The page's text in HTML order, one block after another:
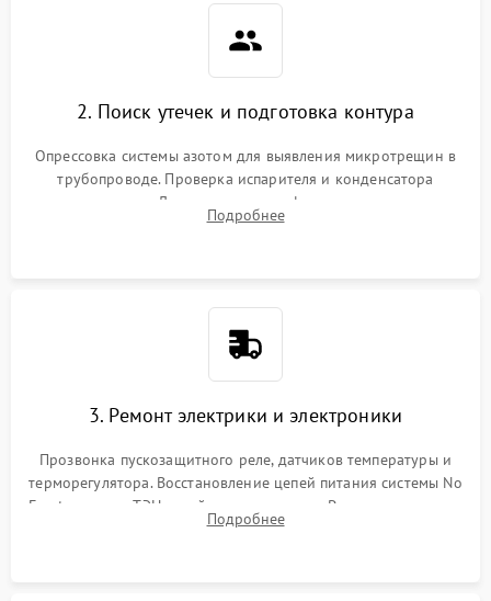
2. Поиск утечек и подготовка контура
Опрессовка системы азотом для выявления микротрещин в
трубопроводе. Проверка испарителя и конденсатора
течеискателем. Демонтаж старого фильтра-осушителя и
продувка капиллярной трубки для устранения засоров.
Подробнее
3. Ремонт электрики и электроники
Прозвонка пускозащитного реле, датчиков температуры и
терморегулятора. Восстановление цепей питания системы No
Frost, включая ТЭН оттайки и вентилятор. Ремонт или замена
платы управления при сбоях алгоритмов.
Подробнее